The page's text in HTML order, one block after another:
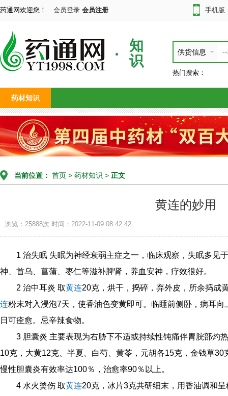
药通网欢迎您！ 会员登录 会员注册 手机版
知
识
供货信息
热门搜索：
药材知识
当前位置： 首页 > 药材知识 > 正文
黄连的妙用
浏览：25888次 时间：2022-11-09 08:42:42
1 治失眠 失眠为神经衰弱主症之一，临床观察，失眠多见
神、首乌、菖蒲、枣仁等滋补脾肾，养血安神，疗效很好。
2 治中耳炎 取黄连20克，烘干，捣碎，弃外皮，所余捣成
连粉末对入浸泡7天，使香油色变黄即可。临睡前侧卧，病耳向
日可痊愈。忌辛辣食物。
3 胆囊炎 主要表现为右胁下不适或持续性钝痛伴胃脘部灼
10克，大黄12克、半夏、白芍、黄苓，元胡各15克，金钱草
慢性胆囊炎有效率达100％，治愈率90％以上。
4 水火烫伤 取黄连20克，冰片3克共研细末，用香油调和